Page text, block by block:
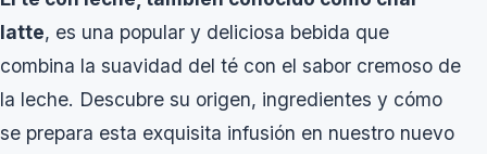
latte, es una popular y deliciosa bebida que
combina la suavidad del té con el sabor cremoso de
la leche. Descubre su origen, ingredientes y cómo
se prepara esta exquisita infusión en nuestro nuevo